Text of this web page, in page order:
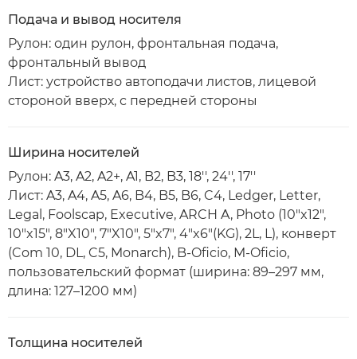
Подача и вывод носителя
Рулон: один рулон, фронтальная подача,
фронтальный вывод
Лист: устройство автоподачи листов, лицевой
стороной вверх, с передней стороны
Ширина носителей
Рулон: A3, A2, A2+, A1, B2, B3, 18'', 24'', 17''
Лист: A3, A4, A5, A6, B4, B5, B6, C4, Ledger, Letter,
Legal, Foolscap, Executive, ARCH A, Photo (10"x12",
10"x15", 8"X10", 7"X10", 5"x7", 4"x6"(KG), 2L, L), конверт
(Com 10, DL, C5, Monarch), B-Oficio, M-Oficio,
пользовательский формат (ширина: 89–297 мм,
длина: 127–1200 мм)
Толщина носителей